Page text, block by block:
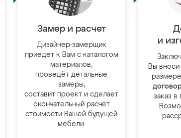
Замер и расчет
Дизайнер-замерщик
приедет к Вам с каталогом
материалов,
проведёт детальные
замеры,
составит проект и сделает
окончательный расчёт
стоимости Вашей будущей
мебели.
и
Вы
размере
заказ в